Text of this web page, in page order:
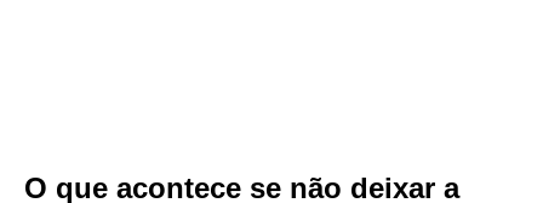
O que acontece se não deixar a